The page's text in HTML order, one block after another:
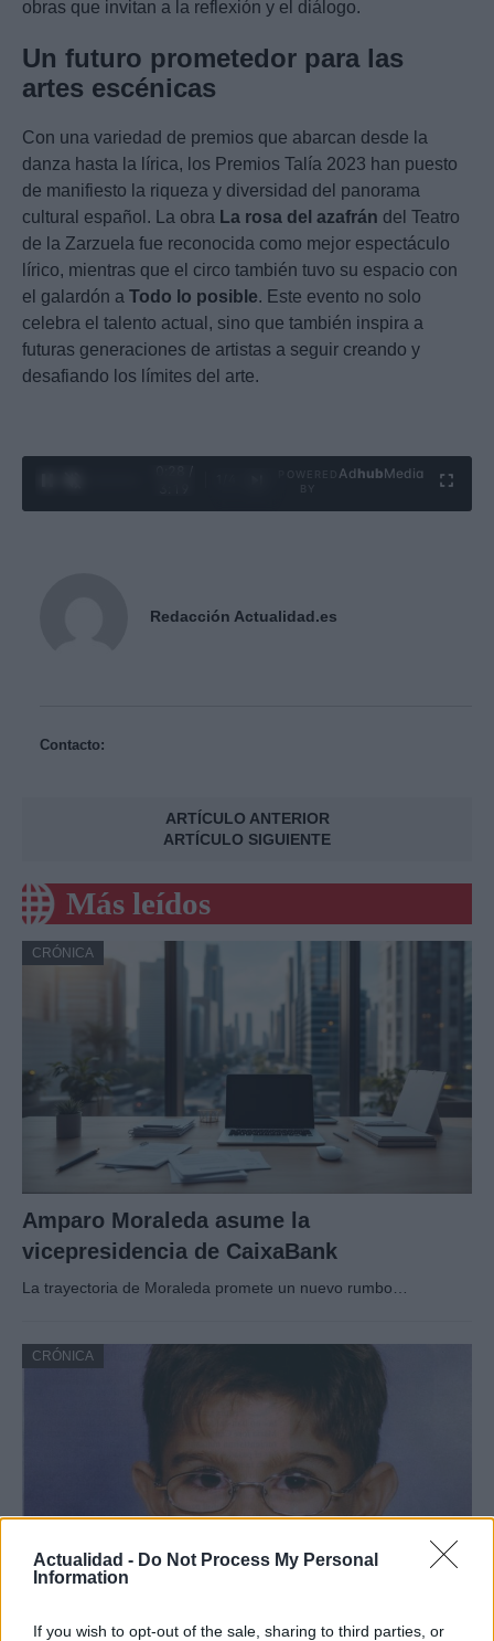
Actualidad - Do Not Process My Personal
Information
If you wish to opt-out of the sale, sharing to third parties, or
obras que invitan a la reflexión y el diálogo.
Un futuro prometedor para las
artes escénicas
Con una variedad de premios que abarcan desde la
danza hasta la lírica, los Premios Talía 2023 han puesto
de manifiesto la riqueza y diversidad del panorama
cultural español. La obra La rosa del azafrán del Teatro
de la Zarzuela fue reconocida como mejor espectáculo
lírico, mientras que el circo también tuvo su espacio con
el galardón a Todo lo posible. Este evento no solo
celebra el talento actual, sino que también inspira a
futuras generaciones de artistas a seguir creando y
desafiando los límites del arte.
Ad hubMedia
Redacción Actualidad.es
Contacto:
ARTÍCULO ANTERIOR
ARTÍCULO SIGUIENTE
Más leídos
CRÓNICA
Amparo Moraleda asume la
vicepresidencia de CaixaBank
La trayectoria de Moraleda promete un nuevo rumbo…
CRÓNICA
Nuevo giro en el caso Yéremi Vargas: